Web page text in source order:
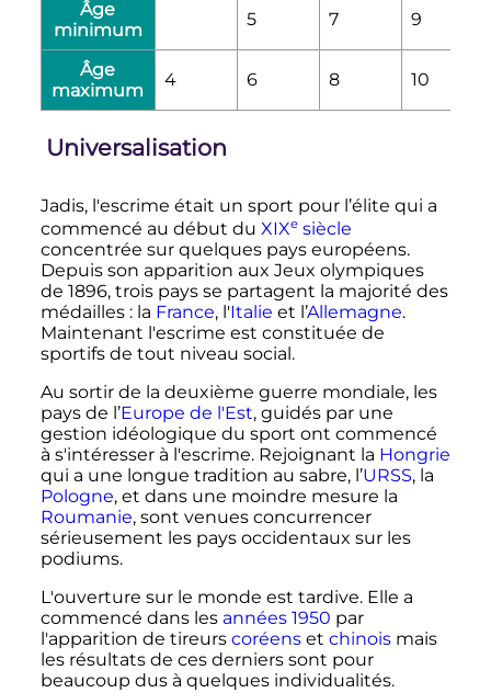
Âge
minimum
5 7 9
Âge
maximum
4 6 8 10
Universalisation
Jadis, l'escrime était un sport pour l’élite qui a
commencé au début du XIXesiècle
concentrée sur quelques pays européens.
Depuis son apparition aux Jeux olympiques
de 1896, trois pays se partagent la majorité des
médailles : la France, l'Italie et l’Allemagne.
Maintenant l'escrime est constituée de
sportifs de tout niveau social.
Au sortir de la deuxième guerre mondiale, les
pays de l’Europe de l'Est, guidés par une
gestion idéologique du sport ont commencé
à s'intéresser à l'escrime. Rejoignant la Hongrie
qui a une longue tradition au sabre, l’URSS, la
Pologne, et dans une moindre mesure la
Roumanie, sont venues concurrencer
sérieusement les pays occidentaux sur les
podiums.
L'ouverture sur le monde est tardive. Elle a
commencé dans les années 1950 par
l'apparition de tireurs coréenset chinoismais
les résultats de ces derniers sont pour
beaucoup dus à quelques individualités.